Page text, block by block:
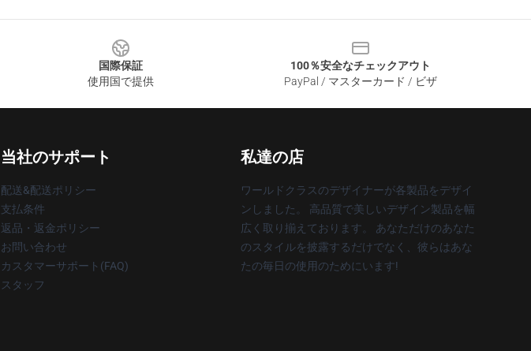
国際保証
使用国で提供
100％安全なチェックアウト
PayPal / マスターカード / ビザ
当社のサポート
配送&配送ポリシー
支払条件
返品・返金ポリシー
お問い合わせ
カスタマーサポート(FAQ)
スタッフ
私達の店
ワールドクラスのデザイナーが各製品をデザイ
ンしました。 高品質で美しいデザイン製品を幅
広く取り揃えております。 あなただけのあなた
のスタイルを披露するだけでなく、彼らはあな
たの毎日の使用のためにいます!